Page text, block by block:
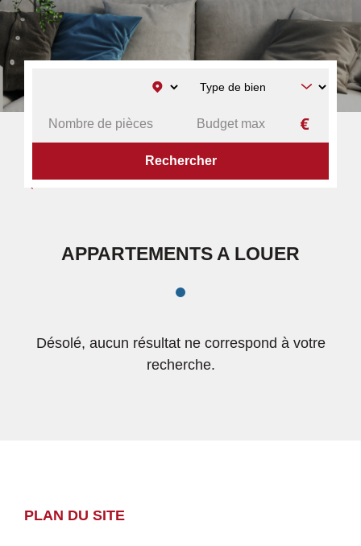
APPARTEMENTS A LOUER
Désolé, aucun résultat ne correspond à votre
recherche.
PLAN DU SITE